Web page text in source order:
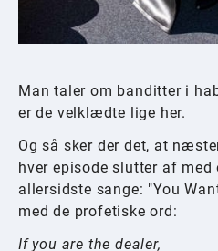
Man taler om banditter i
er de velklædte lige her.
Og så sker der det, at
hver episode slutter af med
allersidste sange: "You
med de profetiske ord:
If you are the dealer,